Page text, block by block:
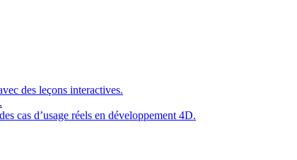
des leçons interactives.
cas d’usage réels en développement 4D.